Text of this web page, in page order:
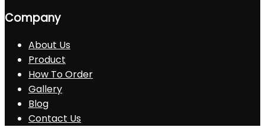
Company
About Us
Product
How To Order
Gallery
Blog
Contact Us